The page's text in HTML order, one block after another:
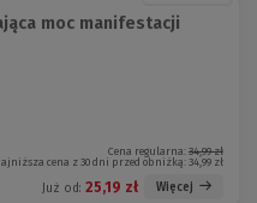
moc manifestacji
Cena regularna: 34,99 zł
cena z 30 dni przed obniżką:34,99 zł
Już od: 25,19 zł Więcej